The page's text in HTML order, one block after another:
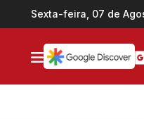
Ir direto pro conteúdo
Sexta-feira, 07 de